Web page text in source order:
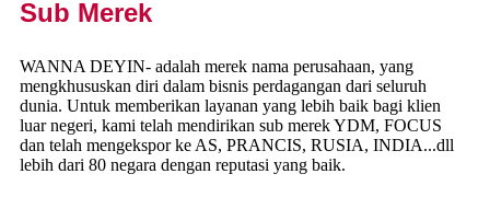
Sub Merek
WANNA DEYIN- adalah merek nama perusahaan, yang
mengkhususkan diri dalam bisnis perdagangan dari seluruh
dunia. Untuk memberikan layanan yang lebih baik bagi klien
luar negeri, kami telah mendirikan sub merek YDM, FOCUS
dan telah mengekspor ke AS, PRANCIS, RUSIA, INDIA...dll
lebih dari 80 negara dengan reputasi yang baik.